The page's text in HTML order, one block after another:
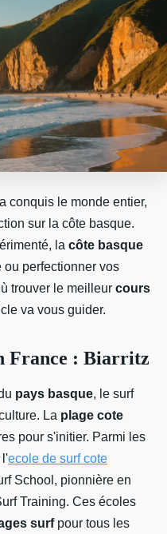
conquis le monde entier,
sur la côte basque.
la côte basque
perfectionner vos
trouver le meilleur cours
va vous guider.
France : Biarritz
pays basque, le surf
La plage cote
pour s'initier. Parmi les
l'ecole de surf cote
School, pionnière en
Training. Ces écoles
surfpour tous les